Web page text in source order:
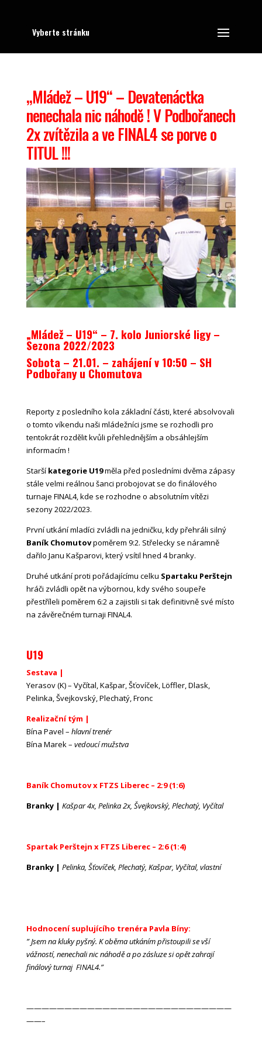
Vyberte stránku
„Mládež – U19“ – Devatenáctka
nenechala nic náhodě ! V Podbořanech
2x zvítězila a ve FINAL4 se porve o
TITUL !!!
„Mládež – U19“ – 7. kolo Juniorské ligy –
Sezona 2022/2023
Sobota – 21.01. – zahájení v 10:50 – SH
Podbořany u Chomutova
Reporty z posledního kola základní části, které absolvovali
o tomto víkendu naši mládežníci jsme se rozhodli pro
tentokrát rozdělit kvůli přehlednějším a obsáhlejším
informacím !
Starší kategorie U19měla před posledními dvěma zápasy
stále velmi reálnou šanci probojovat se do finálového
turnaje FINAL4, kde se rozhodne o absolutním vítězi
sezony 2022/2023.
První utkání mladíci zvládli na jedničku, kdy přehráli silný
Baník Chomutovpoměrem 9:2. Střelecky se náramně
dařilo Janu Kašparovi, který vsítil hned 4 branky.
Druhé utkání proti pořádajícímu celku Spartaku Perštejn
hráči zvládli opět na výbornou, kdy svého soupeře
přestříleli poměrem 6:2 a zajistili si tak definitivně své místo
na závěrečném turnaji FINAL4.
U19
Sestava |
Yerasov (K) – Vyčítal, Kašpar, Šťovíček, Löffler, Dlask,
Pelinka, Švejkovský, Plechatý, Fronc
Realizační tým |
Bína Pavel – hlavní trenér
Bína Marek – vedoucí mužstva
Baník Chomutov x FTZS Liberec – 2:9 (1:6)
Branky | Kašpar 4x, Pelinka 2x, Švejkovský, Plechatý, Vyčítal
Spartak Perštejn x FTZS Liberec – 2:6 (1:4)
Branky | Pelinka, Šťovíček, Plechatý, Kašpar, Vyčítal, vlastní
Hodnocení suplujícího trenéra Pavla Bíny:
” Jsem na kluky pyšný. K oběma utkáním přistoupili se vší
vážností, nenechali nic náhodě a po zásluze si opět zahrají
finálový turnaj FINAL4.”
———————————————————————————
——–